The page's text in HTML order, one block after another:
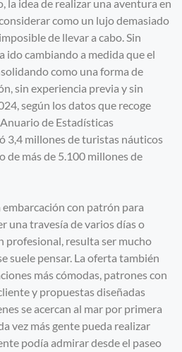
la idea de realizar una aventura en
como un lujo demasiado
de llevar a cabo. Sin
ido cambiando a medida que el
como una forma de
sin experiencia previa y sin
según los datos que recoge
de Estadísticas
3,4 millones de turistas náuticos
de más de 5.100 millones de
con patrón para
una travesía de varios días o
profesional, resulta ser mucho
suele pensar. La oferta también
más cómodas, patrones con
y propuestas diseñadas
se acercan al mar por primera
vez más gente pueda realizar
podía admirar desde el paseo